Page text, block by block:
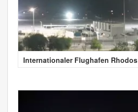
Internationaler Flughafen Rhodos